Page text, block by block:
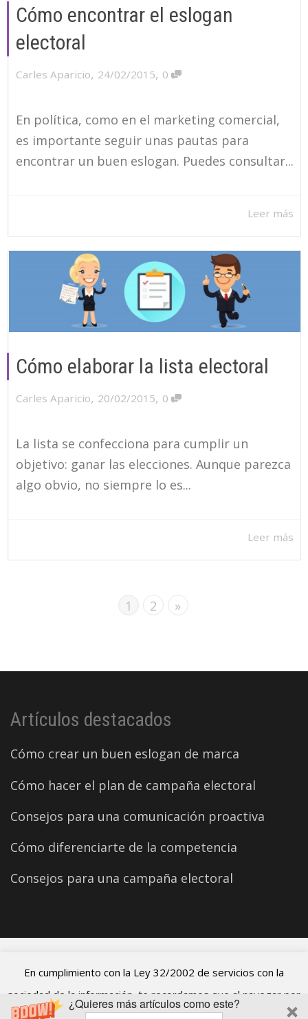
¿Quieres más artículos como este?
Cómo encontrar el eslogan
electoral
Carles Aparicio, 24/02/2015, 0
En política, como en el marketing comercial,
es importante seguir unas pautas para
encontrar un buen eslogan. Puedes consultar...
Leer más
Cómo elaborar la lista electoral
Carles Aparicio, 20/02/2015, 0
La lista se confecciona para cumplir un
objetivo: ganar las elecciones. Aunque parezca
algo obvio, no siempre lo es...
Leer más
1 2 »
Artículos destacados
Cómo crear un buen eslogan de marca
Cómo hacer el plan de campaña electoral
Consejos para una comunicación proactiva
Cómo diferenciarte de la competencia
Consejos para una campaña electoral
©2026 Carles Aparicio
En cumplimiento con la Ley 32/2002 de servicios con la
sociedad de la información, te recordamos que al navegar por
el blog de Carles Aparicio estás aceptando el uso de cookies.